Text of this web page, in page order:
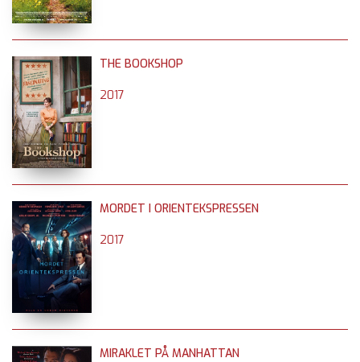
THE BOOKSHOP
2017
MORDET I ORIENTEKSPRESSEN
2017
MIRAKLET PÅ MANHATTAN